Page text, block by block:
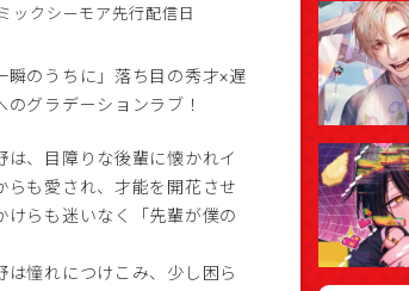
ックシーモア先行配信日
瞬のうちに」落ち目の秀才×遅
グラデーションラブ！
は、目障りな後輩に懐かれイ
らも愛され、才能を開花させ
けらも迷いなく「先輩が僕の
憧れにつけこみ、少し困ら